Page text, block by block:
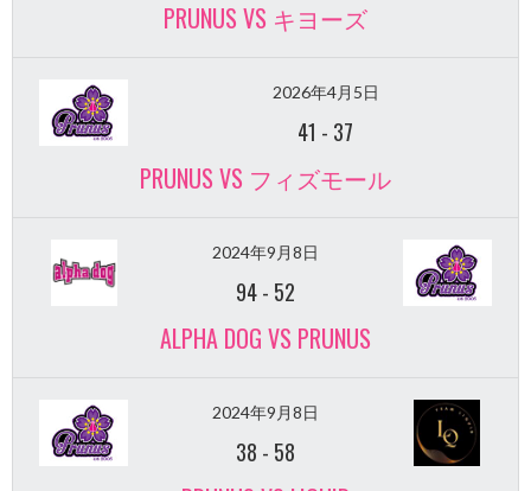
PRUNUS VS キヨーズ
2026年4月5日
41 - 37
PRUNUS VS フィズモール
2024年9月8日
94- 52
ALPHA DOG VS PRUNUS
2024年9月8日
38 - 58